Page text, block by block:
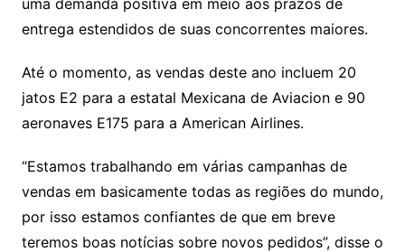
entrega estendidos de suas concorrentes maiores.
Até o momento, as vendas deste ano incluem 20
jatos E2 para a estatal Mexicana de Aviacion e 90
aeronaves E175 para a American Airlines.
“Estamos trabalhando em várias campanhas de
vendas em basicamente todas as regiões do mundo,
por isso estamos confiantes de que em breve
teremos boas notícias sobre novos pedidos”, disse o